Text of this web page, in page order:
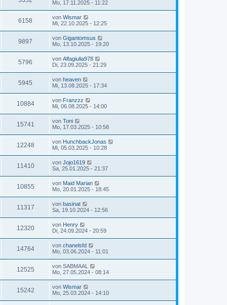
Mo, 17.11.2025 - 11:22
6158 von Wismar
Mi, 22.10.2025 - 12:25
9897 von Gigantomsus
Mo, 13.10.2025 - 19:20
5796 von Alfagiulia978
Di, 23.09.2025 - 21:29
5945 von heaven
Mi, 13.08.2025 - 17:34
10884 von Franzzz
Mi, 06.08.2025 - 14:00
15741 von Toni
Mo, 17.03.2025 - 10:58
12248 von HunchbackJonas
Mi, 05.03.2025 - 10:28
11410 von Jojo1619
Sa, 25.01.2025 - 21:37
10855 von Maid Marian
Mo, 20.01.2025 - 18:45
11317 von basinat
Sa, 19.10.2024 - 12:56
12320 von Henry
Di, 24.09.2024 - 20:59
14764 von chanelsfd
Mo, 03.06.2024 - 11:01
12525 von SABMAAL
Mo, 27.05.2024 - 08:14
15242 von Wismar
Mo, 25.03.2024 - 14:10